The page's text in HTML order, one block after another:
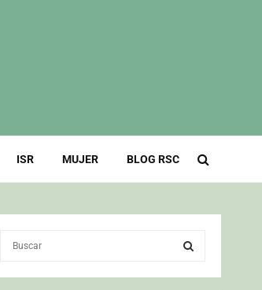
ISR MUJER BLOG RSC
S